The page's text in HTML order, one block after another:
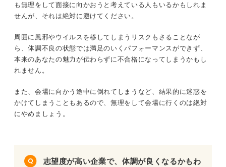
も無理をして面接に向かおうと考えている人もいるかもしれま
せんが、それは絶対に避けてください。
周囲に風邪やウイルスを移してしまうリスクもさることなが
ら、体調不良の状態では満足のいくパフォーマンスができず、
本来のあなたの魅力が伝わらずに不合格になってしまうかもし
れません。
また、会場に向かう途中に倒れてしまうなど、結果的に迷惑を
かけてしまうこともあるので、無理をして会場に行くのは絶対
にやめましょう。
志望度が高い企業で、体調が良くなるかもわ
これだけは気を付けよう！ 面接当日に体調不良になった
時の注意点
無断での辞退は避ける
連絡する時間に留意する
体調不良であることをだらだらと長く話さない
日程変更やWEB面接の希望が通らないケースもあると理解し
ておく